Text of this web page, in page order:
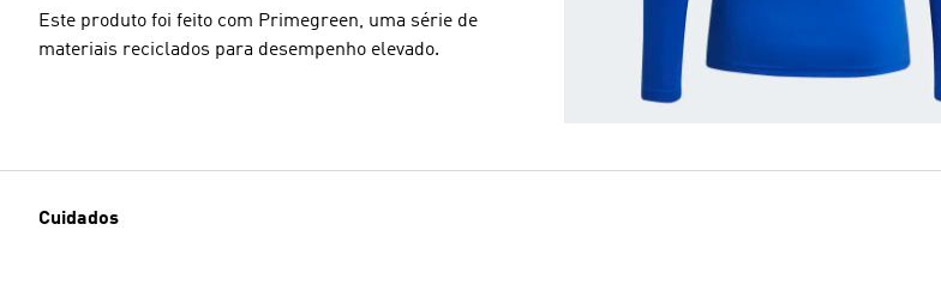
Este produto foi feito com Primegreen, uma série de
materiais reciclados para desempenho elevado.
Cuidados